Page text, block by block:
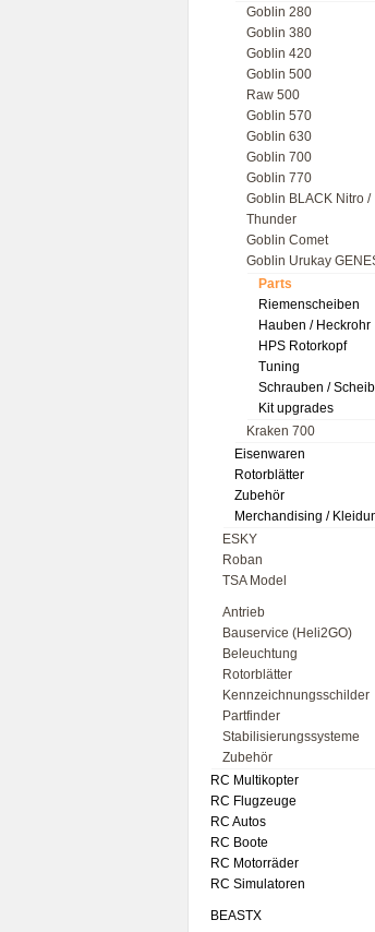
Goblin 280
Goblin 380
Goblin 420
Goblin 500
Raw 500
Goblin 570
Goblin 630
Goblin 700
Goblin 770
Goblin BLACK Nitro /
Thunder
Goblin Comet
Goblin Urukay
Parts
Riemenscheiben
Hauben / Heckrohr
HPS Rotorkopf
Tuning
Schrauben /
Kit upgrades
Kraken 700
Eisenwaren
Rotorblätter
Zubehör
Merchandising /
ESKY
Roban
TSA Model
Antrieb
Bauservice (Heli2GO)
Beleuchtung
Rotorblätter
Kennzeichnungsschilder
Partfinder
Stabilisierungssysteme
Zubehör
RC Multikopter
RC Flugzeuge
RC Autos
RC Boote
RC Motorräder
RC Simulatoren
BEASTX